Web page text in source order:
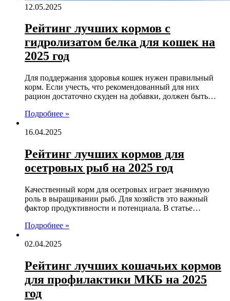
12.05.2025
Рейтинг лучших кормов с
гидролизатом белка для кошек на
2025 год
Для поддержания здоровья кошек нужен правильный
корм. Если учесть, что рекомендованный для них
рацион достаточно скуден на добавки, должен быть…
Подробнее »
16.04.2025
Рейтинг лучших кормов для
осетровых рыб на 2025 год
Качественный корм для осетровых играет значимую
роль в выращивании рыб. Для хозяйств это важный
фактор продуктивности и потенциала. В статье…
Подробнее »
02.04.2025
Рейтинг лучших кошачьих кормов
для профилактики МКБ на 2025
год